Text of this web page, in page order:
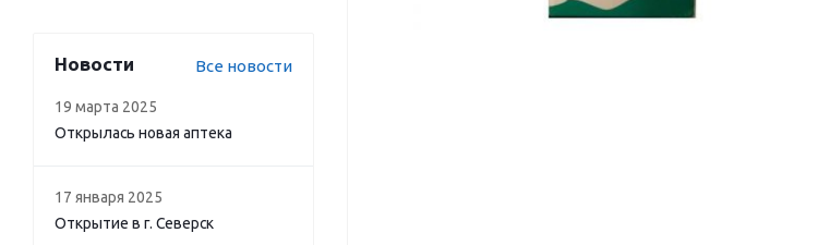
Новости Все новости
19 марта 2025
Открылась новая аптека
17 января 2025
Открытие в г. Северск